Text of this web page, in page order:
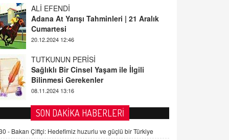
ALİ EFENDİ
Adana At Yarışı Tahminleri | 21 Aralık
Cumartesi
20.12.2024 12:46
TUTKUNUN PERİSİ
Sağlıklı Bir Cinsel Yaşam ile İlgili
Bilinmesi Gerekenler
08.11.2024 13:16
FARUK ÖNALAN
Tezkere Onaylanmasaydı…
2 Kasım 2021 Salı 00:11
SON DAKİKA HABERLERİ
- Bakan Çiftçi: Hedefimiz huzurlu ve güçlü bir Türkiye